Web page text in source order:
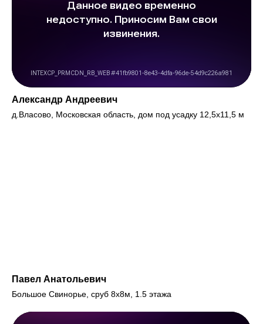
Александр Андреевич
д.Власово, Московская область, дом под усадку 12,5х11,5 м
Павел Анатольевич
Большое Свинорье, сруб 8х8м, 1.5 этажа